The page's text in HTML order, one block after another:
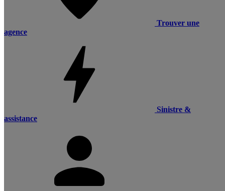
Trouver une
agence
Sinistre &
assistance